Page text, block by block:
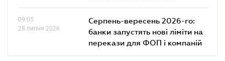
09.05
28 липня 2026
Серпень-вересень 2026-го:
банки запустять нові ліміти на
перекази для ФОП і компаній